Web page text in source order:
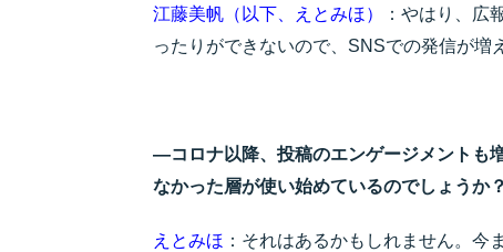
江藤美帆（以下、えとみほ）
：やはり、広
ったりができないので、SNSでの発信が増
―コロナ以降、投稿のエンゲージメントも
なかった層が使い始めているのでしょうか？
えとみほ ：それはあるかもしれません。